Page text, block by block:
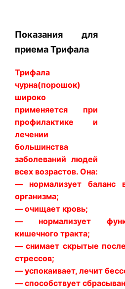
​Показания для
приема Трифала
Трифала
чурна(порошок)
широко
применяется при
профилактике и
лечении
большинства
заболеваний людей
всех возрастов. Она:
— нормализует баланс
организма;
— очищает кровь;
— нормализует
кишечного тракта;
— снимает скрытые
стрессов;
— успокаивает, лечит
— способствует